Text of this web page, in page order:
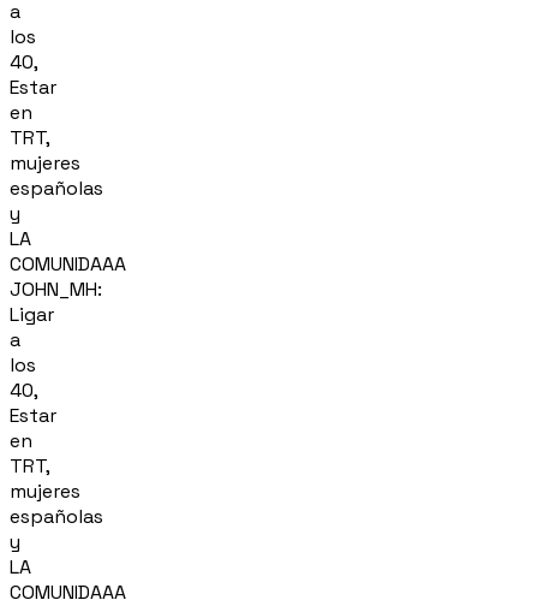
a
los
40,
Estar
en
TRT,
mujeres
españolas
y
LA
COMUNIDAAA
JOHN_MH:
Ligar
a
los
40,
Estar
en
TRT,
mujeres
españolas
y
LA
COMUNIDAAA